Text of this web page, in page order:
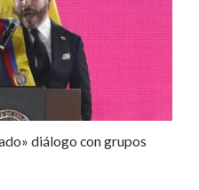
diálogo con grupos